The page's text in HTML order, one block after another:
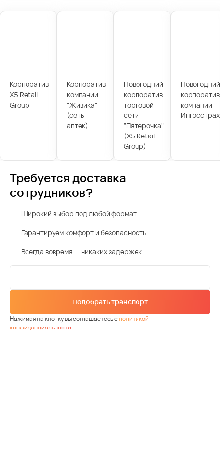
Корпоратив
X5 Retail
Group
Корпоратив
компании
"Живика"
(сеть
аптек)
Новогодний
корпоратив
торговой
сети
"Пятерочка"
(X5 Retail
Group)
Новогодний
корпоратив
компании
Ингосстрах
Требуется доставка
сотрудников?
Широкий выбор под любой формат
Гарантируем комфорт и безопасность
Всегда вовремя — никаких задержек
Подобрать транспорт
Нажимая на кнопку вы соглашаетесь сполитикой
конфиденциальности